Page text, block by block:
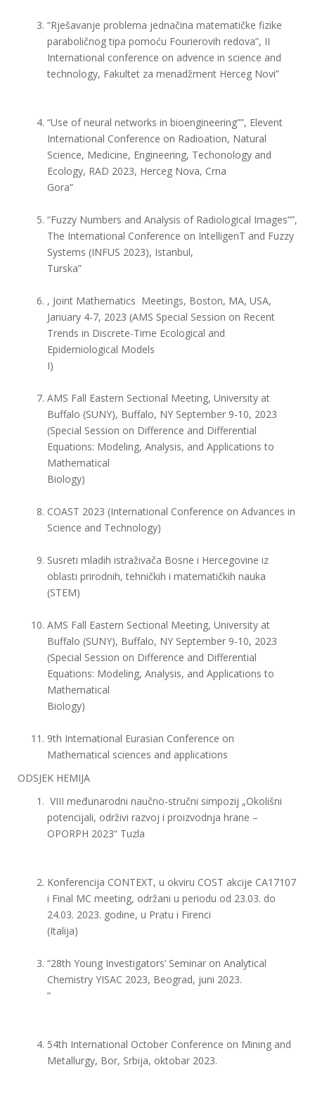
“Rješavanje problema jednačina matematičke fizike
paraboličnog tipa pomoću Fourierovih redova”, II
International conference on advence in science and
technology, Fakultet za menadžment Herceg Novi”
“Use of neural networks in bioengineering””, Elevent
International Conference on Radioation, Natural
Science, Medicine, Engineering, Techonology and
Ecology, RAD 2023, Herceg Nova, Crna
Gora”
“Fuzzy Numbers and Analysis of Radiological Images””,
The International Conference on IntelligenT and Fuzzy
Systems (INFUS 2023), Istanbul,
Turska”
, Joint Mathematics Meetings, Boston, MA, USA,
January 4-7, 2023 (AMS Special Session on Recent
Trends in Discrete-Time Ecological and
Epidemiological Models
I)
AMS Fall Eastern Sectional Meeting, University at
Buffalo (SUNY), Buffalo, NY September 9-10, 2023
(Special Session on Difference and Differential
Equations: Modeling, Analysis, and Applications to
Mathematical
Biology)
COAST 2023 (International Conference on Advances in
Science and Technology)
Susreti mladih istraživača Bosne i Hercegovine iz
oblasti prirodnih, tehničkih i matematičkih nauka
(STEM)
AMS Fall Eastern Sectional Meeting, University at
Buffalo (SUNY), Buffalo, NY September 9-10, 2023
(Special Session on Difference and Differential
Equations: Modeling, Analysis, and Applications to
Mathematical
Biology)
9th International Eurasian Conference on
Mathematical sciences and applications
ODSJEK HEMIJA
VIII međunarodni naučno-stručni simpozij „Okolišni
potencijali, održivi razvoj i proizvodnja hrane –
OPORPH 2023“ Tuzla
Konferencija CONTEXT, u okviru COST akcije CA17107
i Final MC meeting, održani u periodu od 23.03. do
24.03. 2023. godine, u Pratu i Firenci
(Italija)
“28th Young Investigators’ Seminar on Analytical
Chemistry YISAC 2023, Beograd, juni 2023.
”
54th International October Conference on Mining and
Metallurgy, Bor, Srbija, oktobar 2023.